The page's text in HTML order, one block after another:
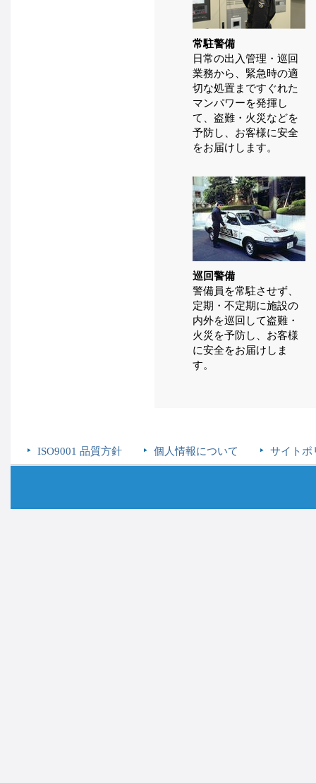
常駐警備
日常の出入管理・巡回
業務から、緊急時の適
切な処置まですぐれた
マンパワーを発揮し
て、盗難・火災などを
予防し、お客様に安全
をお届けします。
巡回警備
警備員を常駐させず、
定期・不定期に施設の
内外を巡回して盗難・
火災を予防し、お客様
に安全をお届けしま
す。
ISO9001 品質方針 個人情報について サイトポ